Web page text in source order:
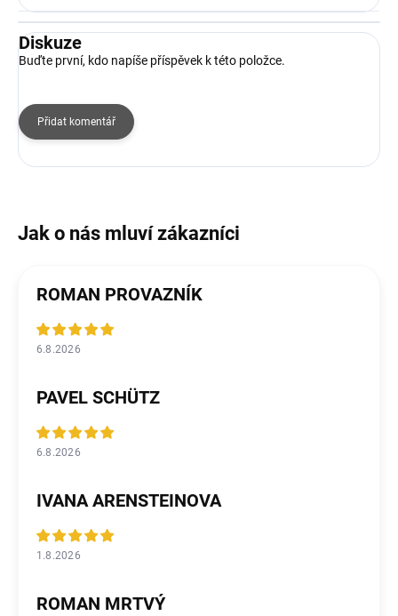
Diskuze
Buďte první, kdo napíše příspěvek k této položce.
Přidat komentář
ROMAN PROVAZNÍK
6.8.2026
PAVEL SCHÜTZ
6.8.2026
IVANA ARENSTEINOVA
1.8.2026
ROMAN MRTVÝ